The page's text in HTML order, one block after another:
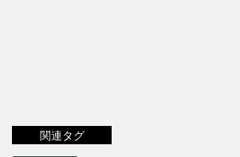
関連タグ